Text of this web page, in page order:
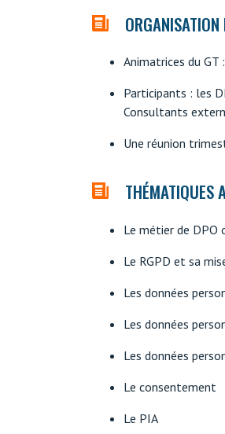
Animatrices du
Participants : les
Consultants
Une réunion
THÉMATIQUES
Le métier de DPO
Le RGPD et sa
Les données
Les données
Les données
Le consentement
Le PIA